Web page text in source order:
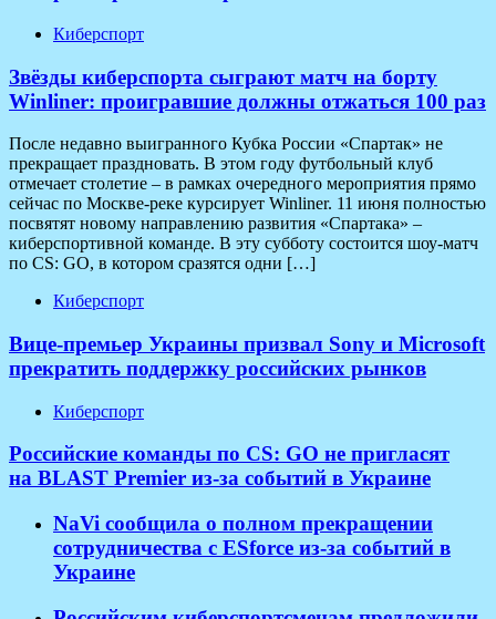
Киберспорт
Звёзды киберспорта сыграют матч на борту
Winliner: проигравшие должны отжаться 100 раз
После недавно выигранного Кубка России «Спартак» не
прекращает праздновать. В этом году футбольный клуб
отмечает столетие – в рамках очередного мероприятия прямо
сейчас по Москве-реке курсирует Winliner. 11 июня полностью
посвятят новому направлению развития «Спартака» –
киберспортивной команде. В эту субботу состоится шоу-матч
по CS: GO, в котором сразятся одни […]
Киберспорт
Вице-премьер Украины призвал Sony и Microsoft
прекратить поддержку российских рынков
Киберспорт
Российские команды по CS: GO не пригласят
на BLAST Premier из-за событий в Украине
NaVi сообщила о полном прекращении
сотрудничества с ESforce из-за событий в
Украине